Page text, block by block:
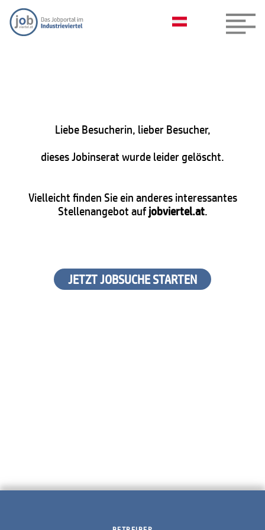
Liebe Besucherin, lieber Besucher,
dieses Jobinserat wurde leider gelöscht.
Vielleicht finden Sie ein anderes interessantes
Stellenangebot aufjobviertel.at.
JETZT JOBSUCHE STARTEN